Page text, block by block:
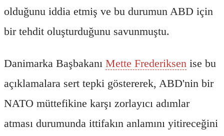
olduğunu iddia etmiş ve bu durumun ABD için
bir tehdit oluşturduğunu savunmuştu.
Danimarka Başbakanı Mette Frederiksen ise bu
açıklamalara sert tepki göstererek, ABD'nin bir
NATO müttefikine karşı zorlayıcı adımlar
atması durumunda ittifakın anlamını yitireceğini